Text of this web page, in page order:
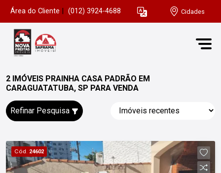
Área do Cliente (012) 3924-4688 Cidades
2 IMÓVEIS PRAINHA CASA PADRÃO EM
CARAGUATATUBA, SP PARA VENDA
Refinar Pesquisa
Cód. 24602